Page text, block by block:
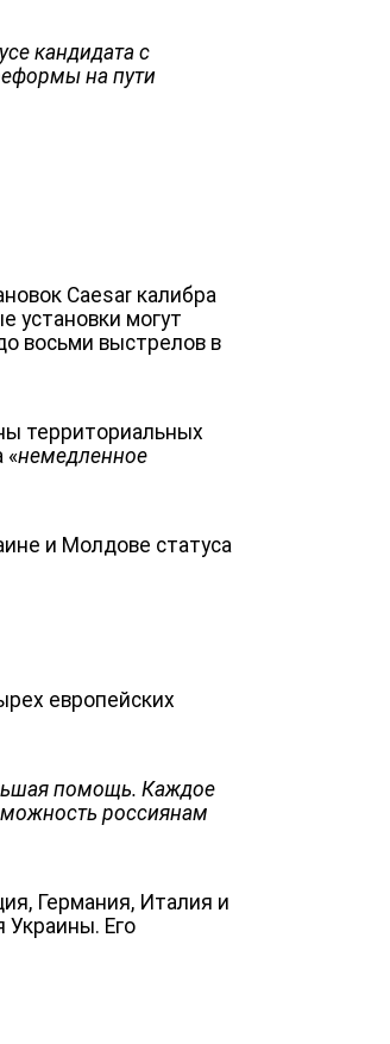
кандидата с
на пути
Caesar калибра
установки могут
восьми выстрелов в
территориальных
«немедленное
и Молдове статуса
европейских
помощь. Каждое
россиянам
Германия, Италия и
Украины. Его